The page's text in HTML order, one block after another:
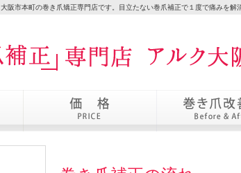
大阪市本町の巻き爪矯正専門店です。目立たない巻爪補正で１度で痛みを